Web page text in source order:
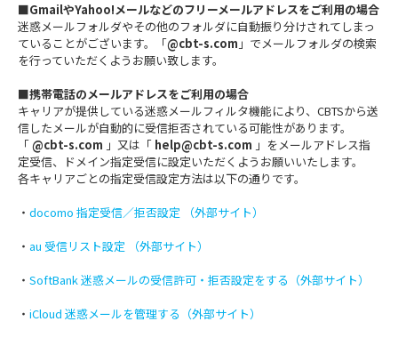
■GmailやYahoo!メールなどのフリーメールアドレスをご利用の場合
迷惑メールフォルダやその他のフォルダに自動振り分けされてしまっ
ていることがございます。「@cbt-s.com 」でメールフォルダの検索
を行っていただくようお願い致します。
■携帯電話のメールアドレスをご利用の場合
キャリアが提供している迷惑メールフィルタ機能により、CBTSから送
信したメールが自動的に受信拒否されている可能性があります。
「@cbt-s.com 」又は「 help@cbt-s.com 」をメールアドレス指
定受信、ドメイン指定受信に設定いただくようお願いいたします。
各キャリアごとの指定受信設定方法は以下の通りです。
・ docomo 指定受信／拒否設定 （外部サイト）
・ au 受信リスト設定 （外部サイト）
・ SoftBank 迷惑メールの受信許可・拒否設定をする（外部サイト）
・ iCloud 迷惑メールを管理する（外部サイト）